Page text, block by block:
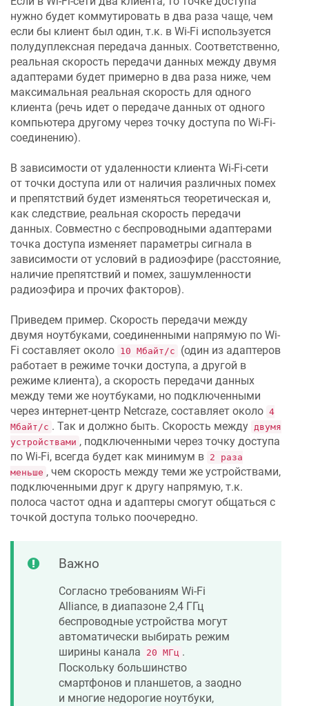
нужно будет коммутировать в два раза чаще, чем
если бы клиент был один, т.к. в Wi-Fi используется
полудуплексная передача данных. Соответственно,
реальная скорость передачи данных между двумя
адаптерами будет примерно в два раза ниже, чем
максимальная реальная скорость для одного
клиента (речь идет о передаче данных от одного
компьютера другому через точку доступа по Wi-Fi-
соединению).
В зависимости от удаленности клиента Wi-Fi-сети
от точки доступа или от наличия различных помех
и препятствий будет изменяться теоретическая и,
как следствие, реальная скорость передачи
данных. Совместно с беспроводными адаптерами
точка доступа изменяет параметры сигнала в
зависимости от условий в радиоэфире (расстояние,
наличие препятствий и помех, зашумленности
радиоэфира и прочих факторов).
Приведем пример. Скорость передачи между
двумя ноутбуками, соединенными напрямую по Wi-
Fi составляет около 10 Мбайт/с
(один из адаптеров
работает в режиме точки доступа, а другой в
режиме клиента), а скорость передачи данных
между теми же ноутбуками, но подключенными
через интернет-центр Netcraze, составляет около 4
Мбайт/с . Так и должно быть. Скорость между двумя
устройствами , подключенными через точку доступа
по Wi-Fi, всегда будет как минимум в 2 раза
меньше , чем скорость между теми же устройствами,
подключенными друг к другу напрямую, т.к.
полоса частот одна и адаптеры смогут общаться с
точкой доступа только поочередно.
Важно
Согласно требованиям Wi-Fi
Alliance, в диапазоне 2,4 ГГц
беспроводные устройства могут
автоматически выбирать режим
ширины канала
20 МГц .
Поскольку большинство
смартфонов и планшетов, а заодно
и многие недорогие ноутбуки,